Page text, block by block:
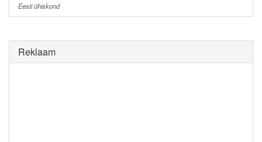
Eesti ühiskond
Reklaam